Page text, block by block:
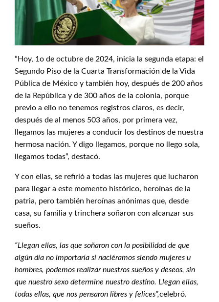
“Hoy, 1o de octubre de 2024, inicia la segunda etapa: el
Segundo Piso de la Cuarta Transformación de la Vida
Pública de México y también hoy, después de 200 años
de la República y de 300 años de la colonia, porque
previo a ello no tenemos registros claros, es decir,
después de al menos 503 años, por primera vez,
llegamos las mujeres a conducir los destinos de nuestra
hermosa nación. Y digo llegamos, porque no llego sola,
llegamos todas”, destacó.
Y con ellas, se refirió a todas las mujeres que lucharon
para llegar a este momento histórico, heroínas de la
patria, pero también heroínas anónimas que, desde
casa, su familia y trinchera soñaron con alcanzar sus
sueños.
“Llegan ellas, las que soñaron con la posibilidad de que
algún día no importaría si naciéramos siendo mujeres u
hombres, podemos realizar nuestros sueños y deseos, sin
que nuestro sexo determine nuestro destino. Llegan ellas,
todas ellas, que nos pensaron libres y felices”,celebró.